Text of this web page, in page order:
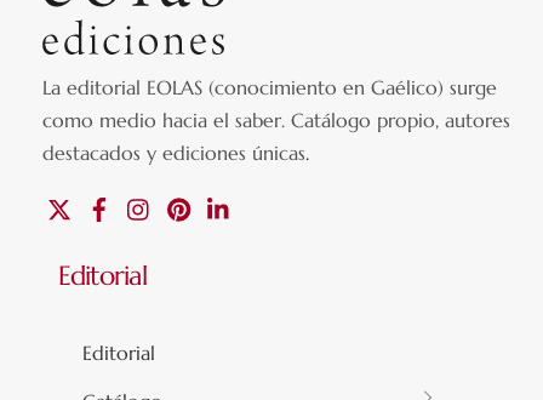
La editorial EOLAS (conocimiento en Gaélico) surge
como medio hacia el saber.Catálogo propio, autores
destacados y ediciones únicas.
FacebookInstagramPinterest
Editorial
Editorial